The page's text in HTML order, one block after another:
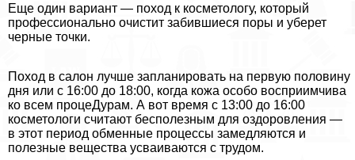
Еще один вариант — поход к косметологу, который
профессионально очистит забившиеся поры и уберет
черные точки.
Поход в салон лучше запланировать на первую половину
дня или с 16:00 до 18:00, когда кожа особо восприимчива
ко всем процеДypaм. А вот время с 13:00 до 16:00
косметологи считают бесполезным для оздоровления —
в этот период обменные процессы замедляются и
полезные вещества усваиваются с трудом.